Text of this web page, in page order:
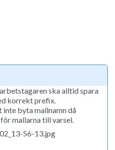
ska alltid spara
korrekt prefix.
inte byta mallnamn då
mallarna till varsel.